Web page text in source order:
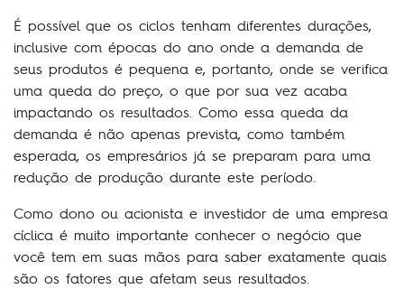
É possível que os ciclos tenham diferentes durações,
inclusive com épocas do ano onde a demanda de
seus produtos é pequena e, portanto, onde se verifica
uma queda do preço, o que por sua vez acaba
impactando os resultados. Como essa queda da
demanda é não apenas prevista, como também
esperada, os empresários já se preparam para uma
redução de produção durante este período.
Como dono ou acionista e investidor de uma empresa
cíclica é muito importante conhecer o negócio que
você tem em suas mãos para saber exatamente quais
são os fatores que afetam seus resultados.